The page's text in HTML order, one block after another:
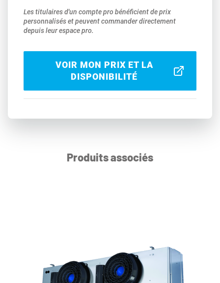
Les titulaires d'un compte pro bénéficient de prix
personnalisés et peuvent commander directement
depuis leur espace pro.
VOIR MON PRIX ET LA
DISPONIBILITÉ
Produits associés